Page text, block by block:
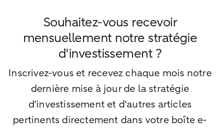
Souhaitez-vous recevoir
mensuellement notre stratégie
d'investissement ?
Inscrivez-vous et recevez chaque mois notre
dernière mise à jour de la stratégie
d'investissement et d'autres articles
pertinents directement dans votre boîte e-